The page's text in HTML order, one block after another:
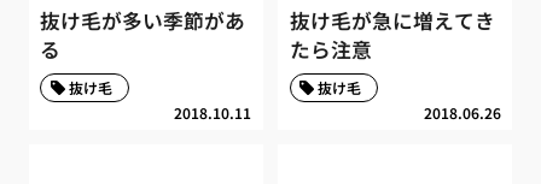
抜け毛が多い季節があ
る
2018.10.11
抜け毛
抜け毛が急に増えてき
たら注意
2018.06.26
抜け毛